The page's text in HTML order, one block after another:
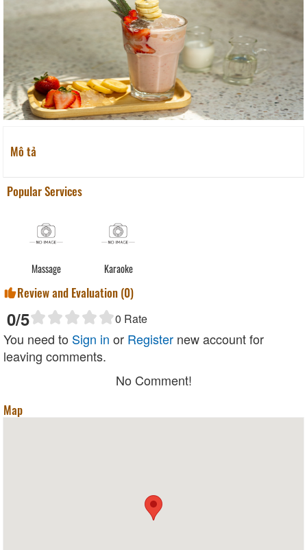
Mô tả
Popular Services
Massage Karaoke
Review and Evaluation (0)
0/5 0 Rate
You need to Sign in or Register new account for
leaving comments.
No Comment!
Map